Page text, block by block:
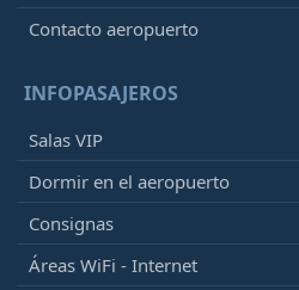
Contacto aeropuerto
INFOPASAJEROS
Salas VIP
Dormir en el aeropuerto
Consignas
Áreas WiFi - Internet